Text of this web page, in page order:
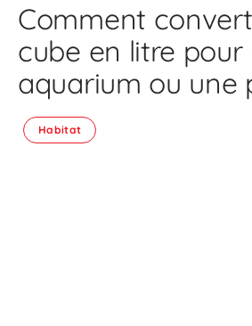
Comment
cube en litre pour
aquarium ou une
Habitat